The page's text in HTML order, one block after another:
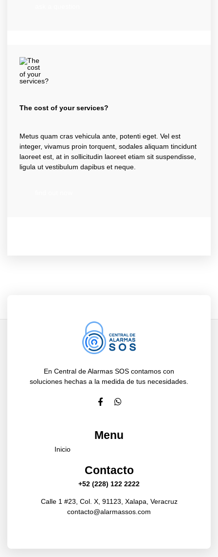
The cost of your services?
Metus quam cras vehicula ante, potenti eget. Vel est
integer, vivamus proin torquent, sodales aliquam tincidunt
laoreet est, at in sollicitudin laoreet etiam sit suspendisse,
ligula ut vestibulum dapibus et neque.
En Central de Alarmas SOS contamos con
soluciones hechas a la medida de tus necesidades.
Menu
Inicio
Contacto
+52 (228) 122 2222
Calle 1 #23, Col. X, 91123, Xalapa, Veracruz
contacto@alarmassos.com